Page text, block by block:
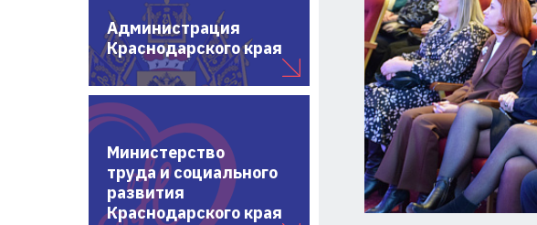
Администрация
Краснодарского края
Министерство
труда и социального
развития
Краснодарского края